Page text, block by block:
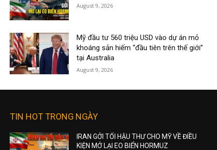
August 9, 2026
Mỹ đầu tư 560 triệu USD vào dự án mỏ
khoáng sản hiếm “đầu tiên trên thế giới”
tại Australia
August 9, 2026
TIN HOT TRONG NGÀY
IRAN GỞI TỐI HẬU THƯ CHO MỸ VỀ ĐIỀU
KIỆN MỞ LẠI EO BIỂN HORMUZ